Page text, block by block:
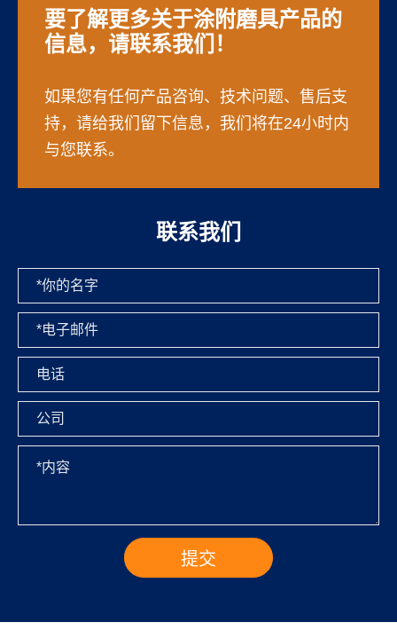
要了解更多关于涂附磨具产品的
信息，请联系我们！
如果您有任何产品咨询、技术问题、售后支
持，请给我们留下信息，我们将在24小时内
与您联系。
联系我们